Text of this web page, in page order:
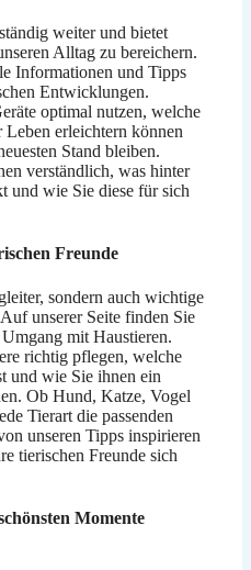
weiter und bietet
Alltag zu bereichern.
Informationen und Tipps
Entwicklungen.
optimal nutzen, welche
erleichtern können
Stand bleiben.
verständlich, was hinter
und wie Sie diese für sich
Freunde
sondern auch wichtige
unserer Seite finden Sie
mit Haustieren.
richtig pflegen, welche
und wie Sie ihnen ein
Ob Hund, Katze, Vogel
Tierart die passenden
unseren Tipps inspirieren
tierischen Freunde sich
Momente